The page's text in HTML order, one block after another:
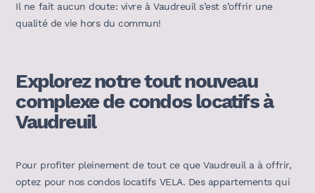
Il ne fait aucun doute: vivre à Vaudreuil s’est s’offrir une
qualité de vie hors du commun!
Explorez notre tout nouveau
complexe de condos locatifs à
Vaudreuil
Pour profiter pleinement de tout ce que Vaudreuil a à offrir,
optez pour nos condos locatifs VELA. Des appartements qui